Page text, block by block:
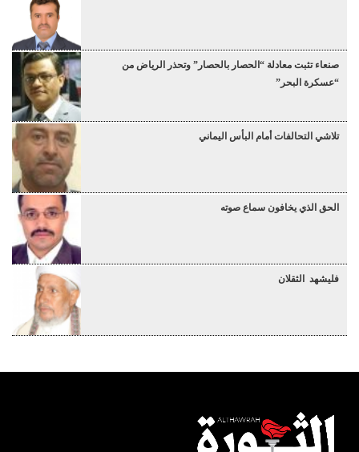
صنعاء تثبت معادلة “الحصار بالحصار” وتحذر الرياض من
“عسكرة البحر”
تلاشي التحالفات أمام البأس اليماني
الحق الذي يخافون سماع صوته
فليشهد الثقلان